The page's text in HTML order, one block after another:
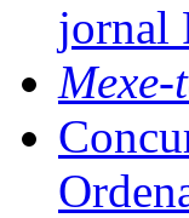
jornal
Mexe-